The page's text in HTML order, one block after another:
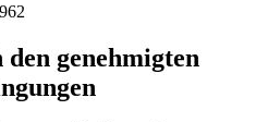
genehmigten